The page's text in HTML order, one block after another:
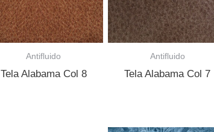
Antifluido
Tela Alabama Col 8
Antifluido
Tela Alabama Col 7